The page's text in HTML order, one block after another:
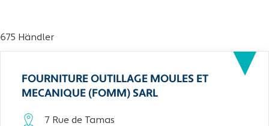
675 Händler
FOURNITURE OUTILLAGE MOULES ET
MECANIQUE (FOMM) SARL
7 Rue de Tamas